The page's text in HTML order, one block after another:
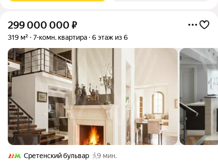
299 000 000 ₽
319 м² 7-комн. квартира 6 этаж из 6
Сретенский бульвар
9 мин.